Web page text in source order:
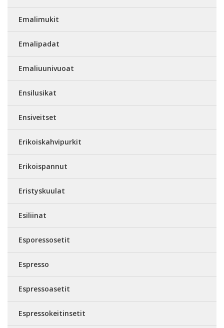
Emalimukit
Emalipadat
Emaliuunivuoat
Ensilusikat
Ensiveitset
Erikoiskahvipurkit
Erikoispannut
Eristyskuulat
Esiliinat
Esporessosetit
Espresso
Espressoasetit
Espressokeitinsetit